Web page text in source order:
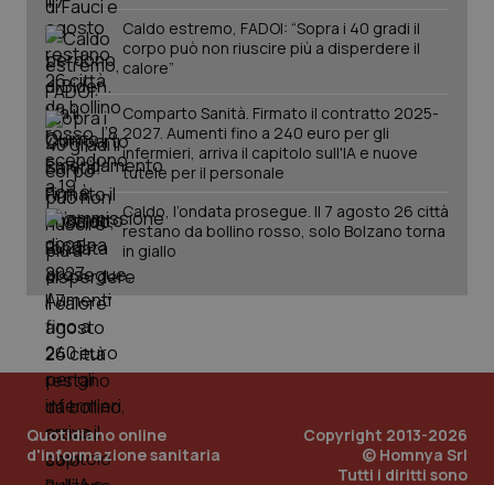
Caldo estremo, FADOI: “Sopra i 40 gradi il
corpo può non riuscire più a disperdere il
calore”
Comparto Sanità. Firmato il contratto 2025-
2027. Aumenti fino a 240 euro per gli
infermieri, arriva il capitolo sull'IA e nuove
tutele per il personale
Caldo, l’ondata prosegue. Il 7 agosto 26 città
restano da bollino rosso, solo Bolzano torna
in giallo
Quotidiano online
d'informazione sanitaria
Copyright 2013-2026
© Homnya Srl
Tutti i diritti sono
_ga